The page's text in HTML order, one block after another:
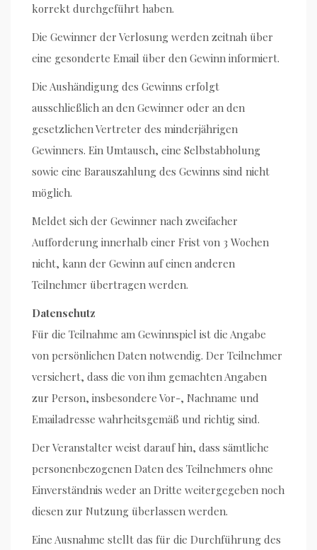
korrekt durchgeführt haben.
Die Gewinner der Verlosung werden zeitnah über
eine gesonderte Email über den Gewinn informiert.
Die Aushändigung des Gewinns erfolgt
ausschließlich an den Gewinner oder an den
gesetzlichen Vertreter des minderjährigen
Gewinners. Ein Umtausch, eine Selbstabholung
sowie eine Barauszahlung des Gewinns sind nicht
möglich.
Meldet sich der Gewinner nach zweifacher
Aufforderung innerhalb einer Frist von 3 Wochen
nicht, kann der Gewinn auf einen anderen
Teilnehmer übertragen werden.
Datenschutz
Für die Teilnahme am Gewinnspiel ist die Angabe
von persönlichen Daten notwendig. Der Teilnehmer
versichert, dass die von ihm gemachten Angaben
zur Person, insbesondere Vor-, Nachname und
Emailadresse wahrheitsgemäß und richtig sind.
Der Veranstalter weist darauf hin, dass sämtliche
personenbezogenen Daten des Teilnehmers ohne
Einverständnis weder an Dritte weitergegeben noch
diesen zur Nutzung überlassen werden.
Eine Ausnahme stellt das für die Durchführung des